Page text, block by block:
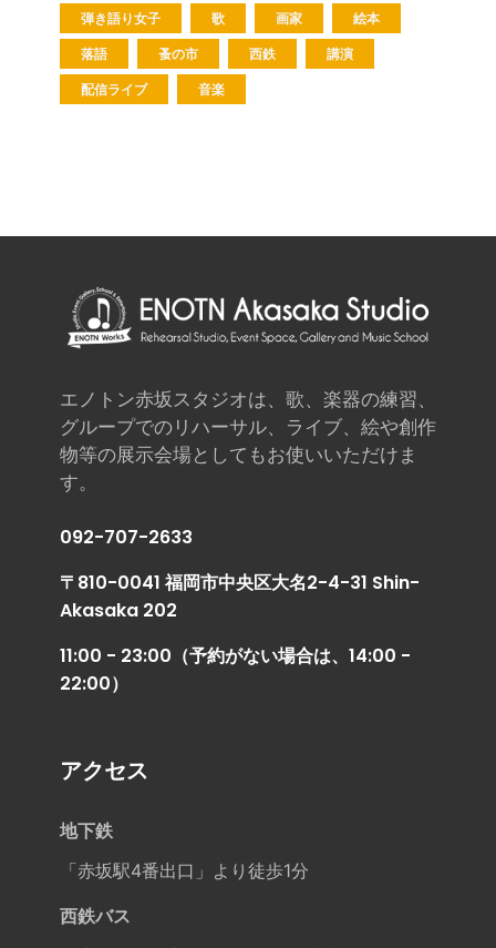
弾き語り女子
歌 画家
絵本
落語
蚤の市 西鉄
講演
配信ライブ
音楽
エノトン赤坂スタジオは、歌、楽器の練習、
グループでのリハーサル、ライブ、絵や創作
物等の展示会場としてもお使いいただけま
す。
092-707-2633
〒810-0041 福岡市中央区大名2-4-31 Shin-
Akasaka 202
11:00 - 23:00（予約がない場合は、14:00 -
22:00）
アクセス
地下鉄
「赤坂駅4番出口」より徒歩1分
西鉄バス